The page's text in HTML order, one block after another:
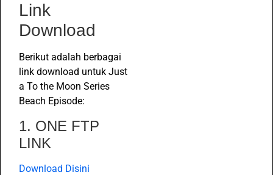
Link
Download
Berikut adalah berbagai
link download untuk Just
a To the Moon Series
Beach Episode:
1. ONE FTP
LINK
Download Disini